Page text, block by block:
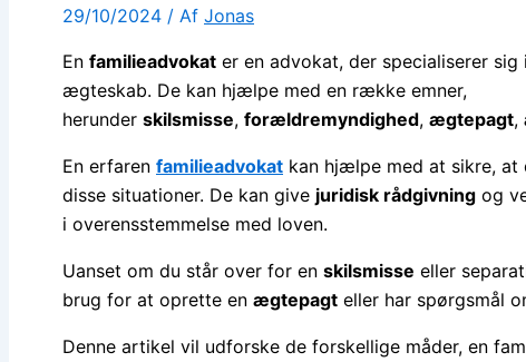
29/10/2024 / Af Jonas
En familieadvokat er en advokat, der specialiserer
ægteskab. De kan hjælpe med en række emner,
herunder skilsmisse, forældremyndighed, ægtepagt,
En erfaren familieadvokat kan hjælpe med at sikre,
disse situationer. De kan give juridisk rådgivning og
i overensstemmelse med loven.
Uanset om du står over for en skilsmisse eller
brug for at oprette en ægtepagt eller har spørgsmål
Denne artikel vil udforske de forskellige måder, en